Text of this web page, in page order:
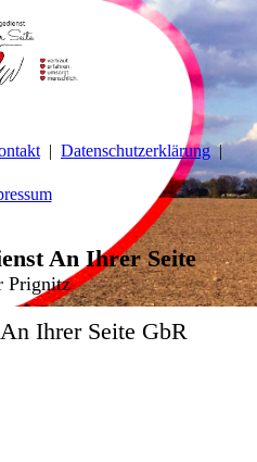
Datenschutzerklärung
An Ihrer Seite
Prignitz
Ihrer Seite GbR